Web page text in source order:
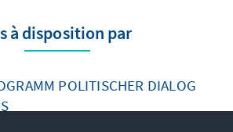
à disposition par
POLITISCHER DIALOG